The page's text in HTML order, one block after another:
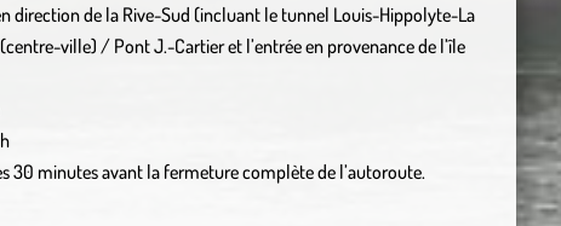
direction de la Rive-Sud (incluant le tunnel Louis-Hippolyte-La
ville) / Pont J.-Cartier et l’entrée en provenance de l’île
30 minutes avant la fermeture complète de l’autoroute.